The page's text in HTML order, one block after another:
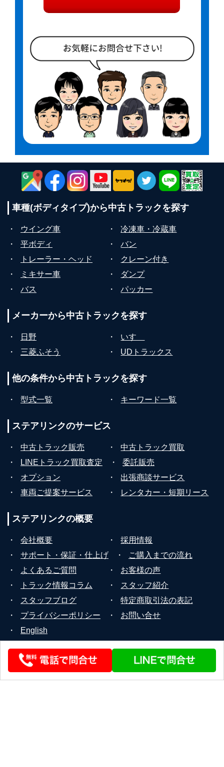
車種(ボディタイプ)から中古トラックを探す
・ ウイング車 ・
冷凍車・冷蔵車
・
平ボディ ・
バン
・
トレーラー・ヘッド ・
クレーン付き
・
ミキサー車 ・
ダンプ
・
バス ・ パッカー
メーカーから中古トラックを探す
・ 日野 ・
いすゞ
・
三菱ふそう ・ UDトラックス
他の条件から中古トラックを探す
・ 型式一覧 ・ キーワード一覧
ステアリンクのサービス
・ 中古トラック販売 ・
中古トラック買取
・
LINEトラック買取査定 ・
委託販売
・
オプション ・
出張商談サービス
・
車両ご提案サービス ・ レンタカー・短期リース
ステアリンクの概要
・ 会社概要 ・
採用情報
・
サポート・保証・仕上げ ・
ご購入までの流れ
・
よくあるご質問 ・
お客様の声
・
トラック情報コラム ・
スタッフ紹介
・
スタッフブログ ・
特定商取引法の表記
・
プライバシーポリシー ・
お問い合せ
・
English
© 2026 STEERLINK Co.,Ltd